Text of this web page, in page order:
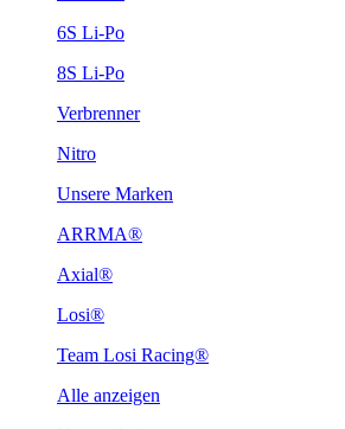
6S Li-Po
8S Li-Po
Verbrenner
Nitro
Unsere Marken
ARRMA®
Axial®
Losi®
Team Losi Racing®
Alle anzeigen